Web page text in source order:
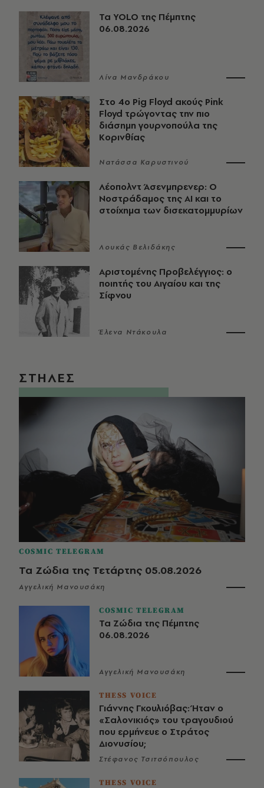
Τα YOLO της Πέμπτης
06.08.2026
Λίνα Μανδράκου
Στο 4ο Pig Floyd ακούς Pink
Floyd τρώγοντας την πιο
διάσημη γουρνοπούλα της
Κορινθίας
Νατάσσα Καρυστινού
Λέοπολντ Άσενμπρενερ: Ο
Νοστράδαμος της AI και το
στοίχημα των δισεκατομμυρίων
Λουκάς Βελιδάκης
Αριστομένης Προβελέγγιος: ο
ποιητής του Αιγαίου και της
Σίφνου
Έλενα Ντάκουλα
ΣΤΗΛΕΣ
COSMIC TELEGRAM
Τα Ζώδια της Τετάρτης 05.08.2026
Αγγελική Μανουσάκη
COSMIC TELEGRAM
Τα Ζώδια της Πέμπτης
06.08.2026
Αγγελική Μανουσάκη
THESS VOICE
Γιάννης Γκουλιόβας: Ήταν ο
«Σαλονικιός» του τραγουδιού
που ερμήνευε ο Στράτος
Διονυσίου;
Στέφανος Τσιτσόπουλος
THESS VOICE